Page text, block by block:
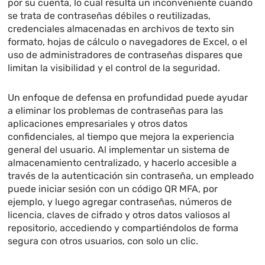
por su cuenta, lo cual resulta un inconveniente cuando
se trata de contraseñas débiles o reutilizadas,
credenciales almacenadas en archivos de texto sin
formato, hojas de cálculo o navegadores de Excel, o el
uso de administradores de contraseñas dispares que
limitan la visibilidad y el control de la seguridad.
Un enfoque de defensa en profundidad puede ayudar
a eliminar los problemas de contraseñas para las
aplicaciones empresariales y otros datos
confidenciales, al tiempo que mejora la experiencia
general del usuario. Al implementar un sistema de
almacenamiento centralizado, y hacerlo accesible a
través de la autenticación sin contraseña, un empleado
puede iniciar sesión con un código QR MFA, por
ejemplo, y luego agregar contraseñas, números de
licencia, claves de cifrado y otros datos valiosos al
repositorio, accediendo y compartiéndolos de forma
segura con otros usuarios, con solo un clic.